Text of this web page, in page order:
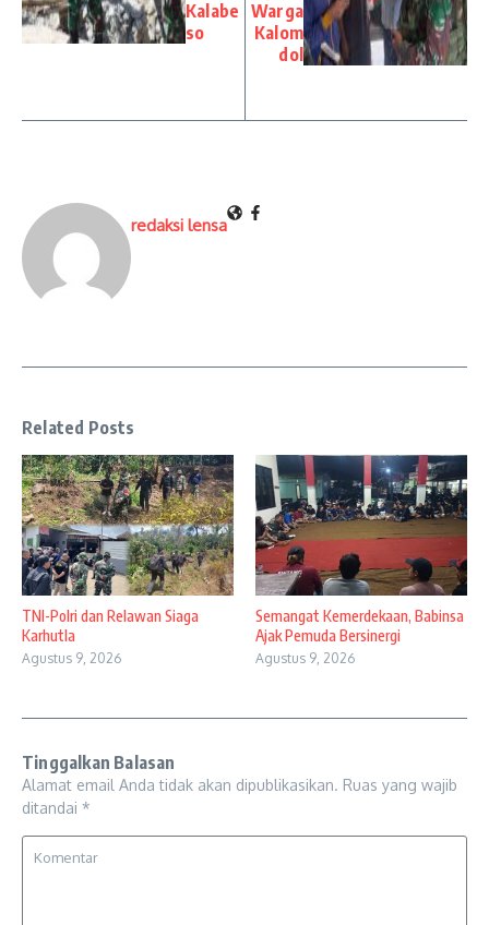
Kalabe
so
Warga
Kalom
dol
redaksi lensa
Related Posts
TNI-Polri dan Relawan Siaga
Karhutla
Agustus 9, 2026
Semangat Kemerdekaan, Babinsa
Ajak Pemuda Bersinergi
Agustus 9, 2026
Tinggalkan Balasan
Alamat email Anda tidak akan dipublikasikan. Ruas yang wajib
ditandai *